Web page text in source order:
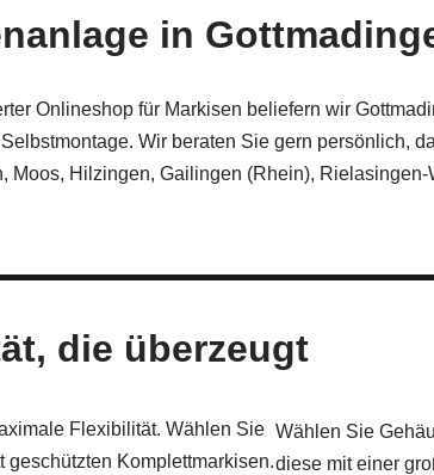
in
Onlineshop für Markisen beliefern wir
Wir beraten Sie gern persönlich,
Hilzingen, Gailingen (Rhein),
die überzeugt
Flexibilität. Wählen Sie
Komplettmarkisen.
Wählen Sie
diese mit einer